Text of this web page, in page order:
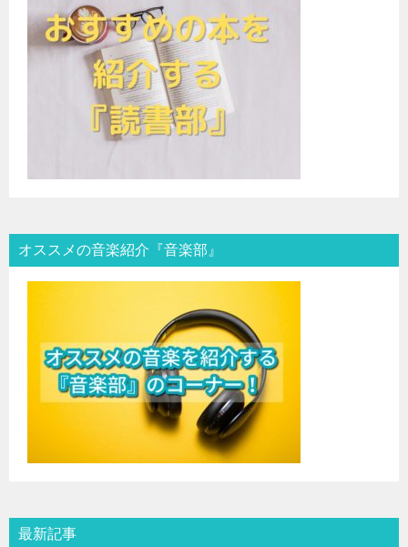
オススメの音楽紹介『音楽部』
最新記事